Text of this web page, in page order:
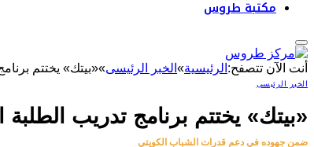
مكتبة طروس
أنت الآن تتصفح: الرئيسية» الخبر الرئيسى»«بيتك» يختتم
الخبر الرئيسى
«بيتك» يختتم برنامج تدريب الطلبة
ضمن جهوده في دعم قدرات الشباب الكويتي